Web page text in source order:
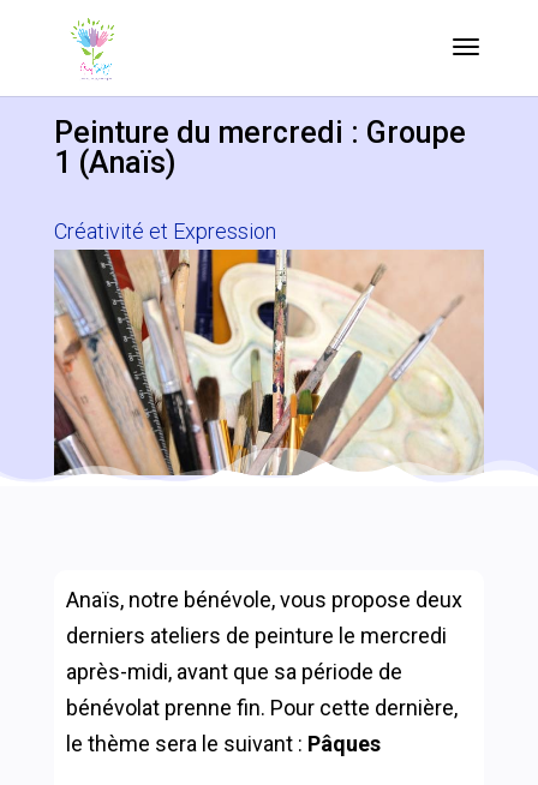
Peinture du mercredi : Groupe
1 (Anaïs)
Créativité et Expression
Anaïs, notre bénévole, vous propose deux
derniers ateliers de peinture le mercredi
après-midi, avant que sa période de
bénévolat prenne fin. Pour cette dernière,
le thème sera le suivant : Pâques